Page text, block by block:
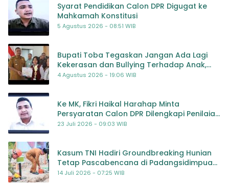
Syarat Pendidikan Calon DPR Digugat ke
Mahkamah Konstitusi
5 Agustus 2026 - 08:51 WIB
Bupati Toba Tegaskan Jangan Ada Lagi
Kekerasan dan Bullying Terhadap Anak,
Dorong Kolaborasi Seluruh Pihak
4 Agustus 2026 - 19:06 WIB
Ke MK, Fikri Haikal Harahap Minta
Persyaratan Calon DPR Dilengkapi Penilaian
Kompetensi
23 Juli 2026 - 09:03 WIB
Kasum TNI Hadiri Groundbreaking Hunian
Tetap Pascabencana di Padangsidimpuan,
Harapan Baru bagi Penyintas
14 Juli 2026 - 07:25 WIB